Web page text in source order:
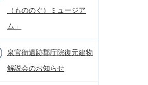
（もののぐ）ミュージア
ム」
泉官衙遺跡郡庁院復元建物
解説会のお知らせ